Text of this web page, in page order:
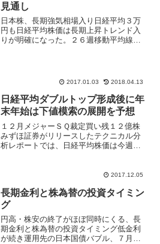
見通し
日本株、長期強気相場入り日経平均３万
円も日経平均株価は長期上昇トレンド入
りが明確になった。２６週移動平均線と
いた以来の事となる。三菱...
2017.01.03 2018.04.13
日経平均ダブルトップ形成後に年
末年始は下値模索の展開を予想
１２月メジャーＳＱ裁定買い残１２億株
みずほ証券がリリースしたテクニカル分
析レポートでは、日経平均株価は今週か
模索の展開を予想、２万１０００円～２
2017.12.05
長期金利と株為替の投資タイミン
グ
円高・株安の終了がほぼ同時にくる、長
期金利と株為替の投資タイミング低金利
が続き運用先の日本国債バブル、７月６